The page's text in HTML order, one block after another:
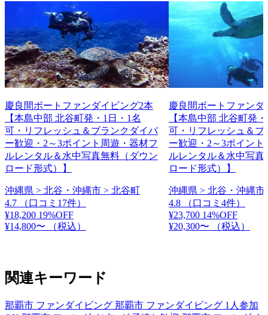
慶良間ボートファンダイビング2本
【本島中部 北谷町発・1日・1名
可・リフレッシュ＆ブランクダイバ
ー歓迎・2～3ポイント周遊・器材フ
ルレンタル＆水中写真無料（ダウン
ロード形式）】
沖縄県 > 北谷・沖縄市 > 北谷町
4.7
（口コミ17件）
¥18,200 19%OFF
¥14,800〜
（税込）
慶良間ボートファンダ
【本島中部 北谷町発
可・リフレッシュ＆ブ
ー歓迎・2～3ポイント
ルレンタル＆水中写真
ロード形式）】
沖縄県 > 北谷・沖縄市
4.8
（口コミ4件）
¥23,700 14%OFF
¥20,300〜
（税込）
関連キーワード
那覇市 ファンダイビング 那覇市 ファンダイビング 1人参加